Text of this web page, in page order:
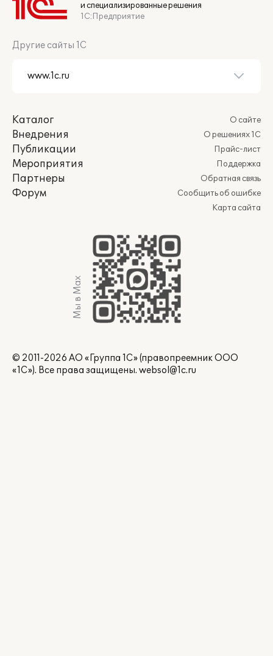
и специализированные решения
1С:Предприятие
Другие сайты 1С
Каталог
Внедрения
Публикации
Мероприятия
Партнеры
Форум
О сайте
О решениях 1С
Прайс-лист
Поддержка
Обратная связь
Сообщить об ошибке
Карта сайта
Мы в Max
© 2011-2026 АО «Группа 1С» (правопреемник ООО
«1С»). Все права защищены. websol@1c.ru